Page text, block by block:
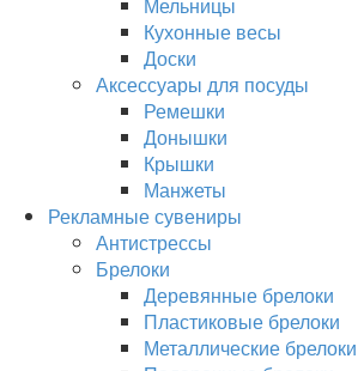
Кухонные весы
Доски
Аксессуары для посуды
Ремешки
Донышки
Крышки
Манжеты
Рекламные сувениры
Антистрессы
Брелоки
Деревянные брелоки
Пластиковые брелоки
Металлические брелоки